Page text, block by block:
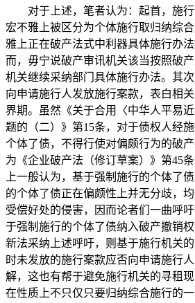
对于上述，笔者认为：起首，施行
宏不雅上被区分为个体施行取归纳综
雅上正在破产法式中利器具体施行办
而，毋宁说破产审讯机关该当按照破
机关继续采纳部门具体施行办法。其
向申请施行人发放施行案款，表白相
界期。虽然《关于合用〈中华人平易
题的（二）》第15条，对于债权人经
个体了债，不得行使对偏颇行为的破
为《企业破产法（修订草案）》第45
上一般认为，基于强制施行的个体了
的个体了债正在偏颇性上并无分歧，
受偿好处的侵害，因而论者们一曲呼
于强制施行的个体了债纳入破产撤销
新法采纳上述呼吁，则基于施行机关
时未发放的施行案款应否向申请施行
解，这也有帮于避免施行机关的寻租
在性质上不只仅只要归纳综合施行的